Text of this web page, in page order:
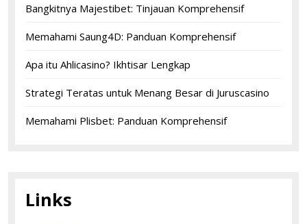
Bangkitnya Majestibet: Tinjauan Komprehensif
Memahami Saung4D: Panduan Komprehensif
Apa itu Ahlicasino? Ikhtisar Lengkap
Strategi Teratas untuk Menang Besar di Juruscasino
Memahami Plisbet: Panduan Komprehensif
Links